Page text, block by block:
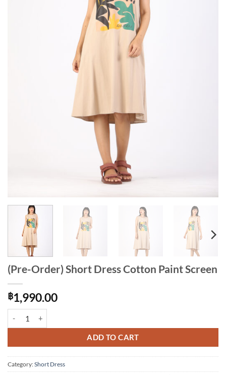
(Pre-Order) Short Dress Cotton Paint Screen
฿1,990.00
ADD TO CART
Category:Short Dress